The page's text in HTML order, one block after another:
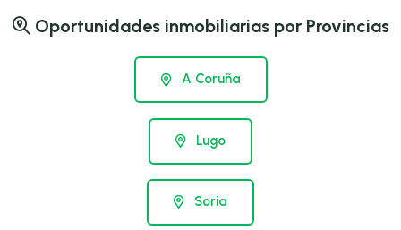
Oportunidades inmobiliarias por Provincias
A Coruña
Lugo
Soria